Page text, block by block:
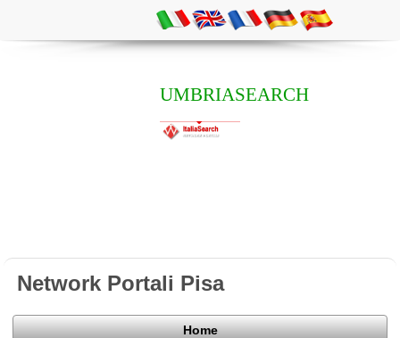
UMBRIASEARCH
Network Portali Pisa
Home